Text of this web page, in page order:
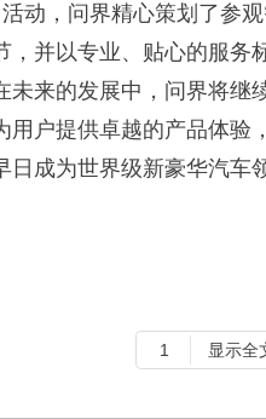
动，问界精心策划了参
，并以专业、贴心的服务
未来的发展中，问界将继
用户提供卓越的产品体验
成为世界级新豪华汽车
1 显示全